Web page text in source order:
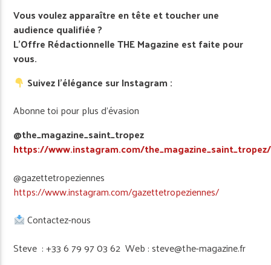
Vous voulez apparaître en tête et toucher une
audience qualifiée ?
L’Offre Rédactionnelle THE Magazine est faite pour
vous.
Suivez l’élégance sur Instagram :
Abonne toi pour plus d’évasion
@the_magazine_saint_tropez
https://www.instagram.com/the_magazine_saint_tropez/
@gazettetropeziennes
https://www.instagram.com/gazettetropeziennes/
Contactez-nous
Steve : +33 6 79 97 03 62 Web : steve@the-magazine.fr